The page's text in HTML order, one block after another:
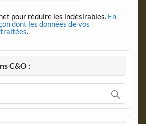
pour réduire les indésirables. En
dont les données de vos
.
C&O :